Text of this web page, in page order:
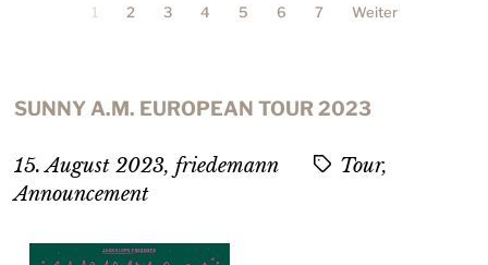
1 2 3 4 5 6 7 Weiter
SUNNY A.M. EUROPEAN TOUR 2023
15. August 2023, friedemann
Tour,
Announcement